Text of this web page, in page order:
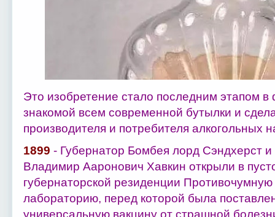
Это изобретение стало последним этапом
знакомой всем современной бутылки и
производителя и потребителя алкогольных
1899 - Губернатор Бомбея лорд Сэндхерст и
Владимир Ааронович Хавкин открыли в
губернаторской резиденции
лабораторию, перед которой была
универсальную вакцину от страшной